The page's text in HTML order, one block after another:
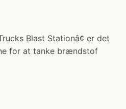
Blast Stationâ¢ er det
for at tanke brændstof